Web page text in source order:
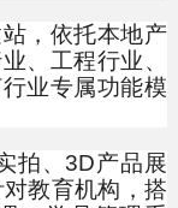
，依托本地产
、工程行业、
业专属功能模
、3D产品展
教育机构，搭